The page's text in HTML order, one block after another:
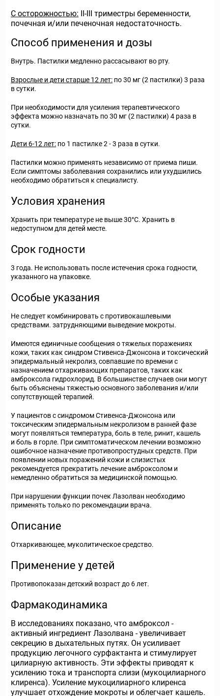
С осторожностью: II-III триместры беременности,
почечная и/или печеночная недостаточность.
Способ применения и дозы
Внутрь. Пастилки медленно рассасывают во рту.
Взрослые и дети старше 12 лет: по 30 мг (2 пастилки) 3 раза
в сутки.
При необходимости для усиления терапевтического
эффекта можно назначать по 30 мг (2 пастилки) 4 раза в
сутки.
Дети 6-12 лет: по 1 пастилке 2 - 3 раза в сутки.
Пастилки можно применять независимо от приема пиши.
Если симптомы заболевания сохранились или ухудшились
необходимо обратиться к специалисту.
Условия хранения
Хранить при температуре не выше 30°С. Хранить в
недоступном для детей месте.
Срок годности
3 года. Не использовать после истечения срока годности,
указанного на упаковке.
Особые указания
Не следует комбинировать с противокашлевыми
средствами. затрудняющими выведение мокроты.
Имеются единичные сообщения о тяжелых поражениях
кожи, таких как синдром Стивенса-Джонсона и токсический
эпидермальный некролиз, совпавшие по времени с
назначением отхаркивающих препаратов, таких как
амброксола гидрохлорид. В большинстве случаев они могут
быть объяснены тяжестью основного заболевания и/или
сопутствующей терапией.
У пациентов с синдромом Стивенса-Джонсона или
токсическим эпидермальным некролизом в ранней фазе
могут появляться температура, боль в теле, ринит, кашель
и боль в горле. При симптоматическом лечении возможно
ошибочное назначение противопростудных средств. При
появлении новых поражений кожи и слизистых
рекомендуется прекратить лечение амброксолом и
немедленно обратиться за медицинской помощью.
При нарушении функции почек Лазолван необходимо
применять только по рекомендации врача.
Описание
Отхаркивающее, муколитическое средство.
Применение у детей
Противопоказан детский возраст до 6 лет.
Фармакодинамика
В исследованиях показано, что амброксол -
активный ингредиент Лазолвана - увеличивает
секрецию в дыхательных путях. Он усиливает
продукцию легочного сурфактанта и стимулирует
цилиарную активность. Эти эффекты приводят к
усилению тока и транспорта слизи (мукоцилиарного
клиренса). Усиление мукоцилиарного клиренса
улучшает отхождение мокроты и облегчает кашель.